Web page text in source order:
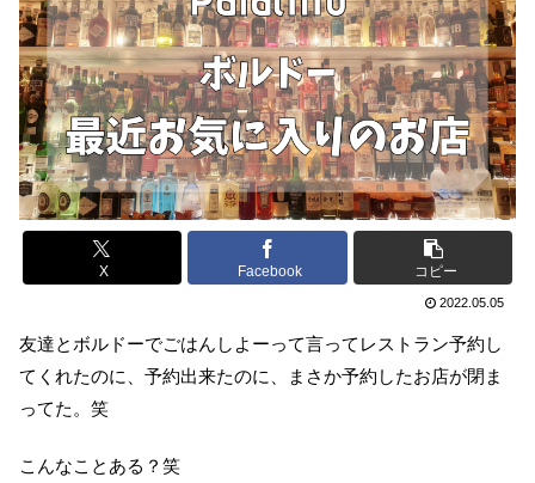
X Facebook コピー
2022.05.05
友達とボルドーでごはんしよーって言ってレストラン予約し
てくれたのに、予約出来たのに、まさか予約したお店が閉ま
ってた。笑
こんなことある？笑